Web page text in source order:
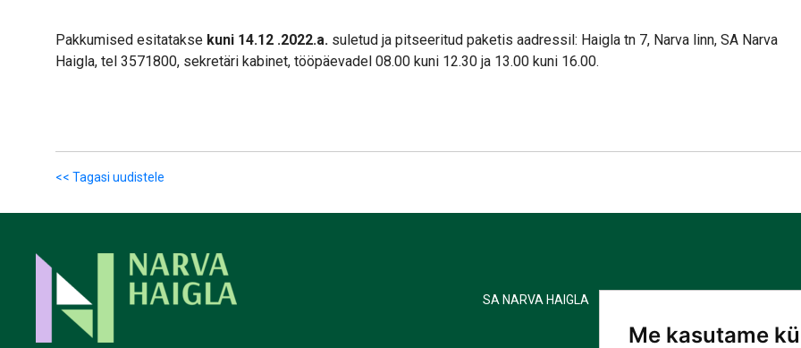
Me kasutame
Pakkumised esitatakse kuni 14.12 .2022.a. suletud ja pitseeritud paketis aadressil: Haigla tn 7, Narva linn, SA Narva
Haigla, tel 3571800, sekretäri kabinet, tööpäevadel 08.00 kuni 12.30 ja 13.00 kuni 16.00.
<< Tagasi uudistele
SA NARVA HAIGLA